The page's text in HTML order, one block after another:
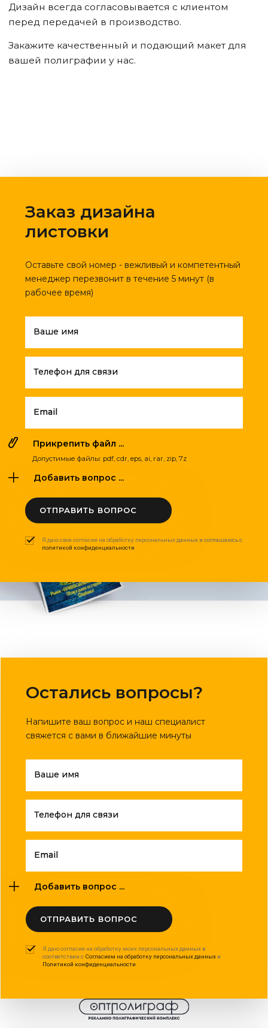
Дизайн всегда согласовывается с клиентом
перед передачей в производство.
Закажите качественный и подающий макет для
вашей полиграфии у нас.
Заказ дизайна
листовки
Оставьте свой номер - вежливый и компетентный
менеджер перезвонит в течение 5 минут (в
рабочее время)
Ваше имя
Телефон для связи
Email
Прикрепить файл ...
Допустимые файлы: pdf, cdr, eps, ai, rar, zip, 7z
Добавить вопрос ...
ОТПРАВИТЬ ВОПРОС
Я даю свое согласие на обработку персональных данных и соглашаюсь с
политикой конфиденциальности
Остались вопросы?
Напишите ваш вопрос и наш специалист
свяжется с вами в ближайшие минуты
Ваше имя
Телефон для связи
Email
Добавить вопрос ...
ОТПРАВИТЬ ВОПРОС
Я даю согласие на обработку моих персональных данных в
соответствии с Согласием на обработку персональных данных и
Политикой конфиденциальности